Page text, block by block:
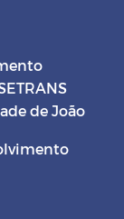
de João